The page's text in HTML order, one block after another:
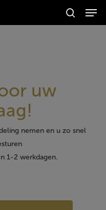
Zoeken
uw
nemen en u zo snel
1-2 werkdagen.